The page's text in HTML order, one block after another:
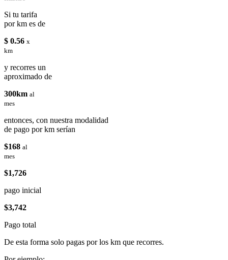
Si tu tarifa
por km es de
$ 0.56 x
km
y recorres un
aproximado de
300km al
mes
entonces, con nuestra modalidad
de pago por km serían
$168 al
mes
$1,726
pago inicial
$3,742
Pago total
De esta forma solo pagas por los km que recorres.